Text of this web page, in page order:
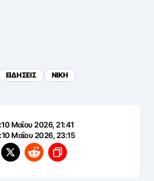
ΕΙΔΗΣΕΙΣ ΝΙΚΗ
10 Μαΐου 2026, 21:41
10 Μαΐου 2026, 23:15